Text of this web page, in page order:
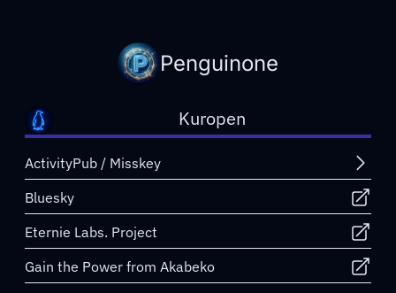
Penguinone
Kuropen
ActivityPub / Misskey
Bluesky
Eternie Labs. Project
Gain the Power from Akabeko